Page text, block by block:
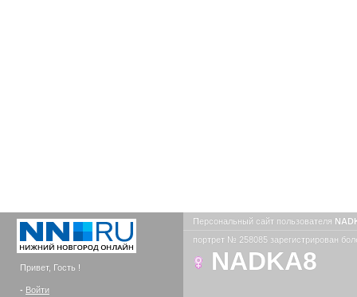
Привет, Гость !
- Войти
Персональный сайт пользователя
портрет № 258085 зарегистрирован
NADKA8